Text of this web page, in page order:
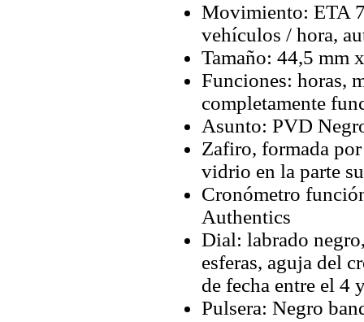
Movimiento: ETA
vehículos / hora,
Tamaño: 44,5 mm
Funciones: horas,
completamente
Asunto: PVD
Zafiro, formada
vidrio en la parte
Cronómetro
Authentics
Dial: labrado
esferas, aguja del
de fecha entre el 4
Pulsera: Negro